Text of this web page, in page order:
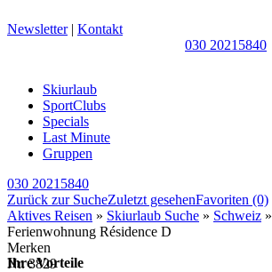
Newsletter| Kontakt
030 20215840
Skiurlaub
SportClubs
Specials
Last Minute
Gruppen
030 20215840
Zurück zur SucheZuletzt gesehenFavoriten (0)
Aktives Reisen » Skiurlaub Suche » Schweiz »
Ferienwohnung Résidence D
Merken
Nr.3829
Ihre Vorteile